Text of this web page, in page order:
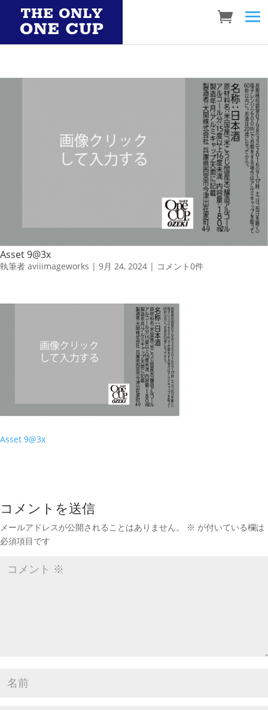
Asset 9@3x
執筆者 aviiimageworks | 9月 24, 2024 | コメント0件
Asset 9@3x
コメントを送信
メールアドレスが公開されることはありません。 ※ が付いている欄は
必須項目です